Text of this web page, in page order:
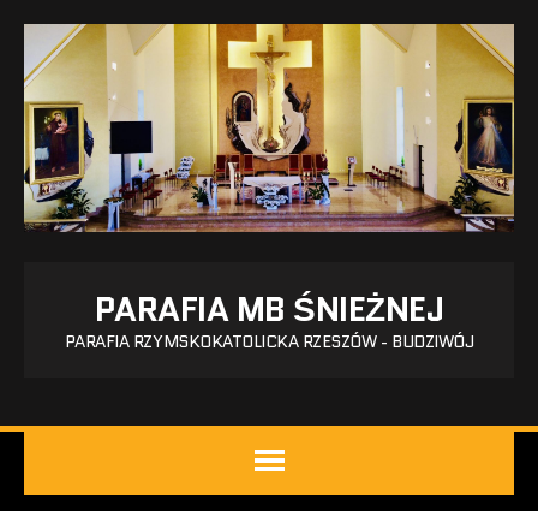
PARAFIA MB ŚNIEŻNEJ
PARAFIA RZYMSKOKATOLICKA RZESZÓW - BUDZIWÓJ